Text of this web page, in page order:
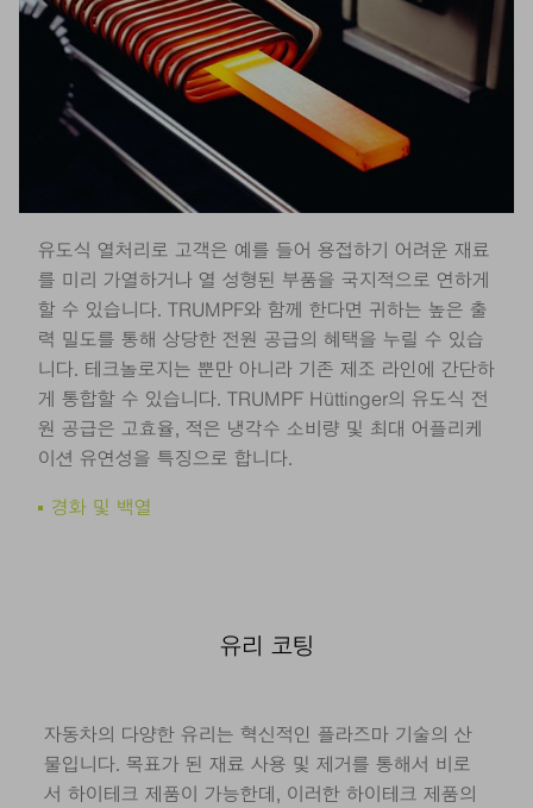
유도식 열처리로 고객은 예를 들어 용접하기 어려운 재료
를 미리 가열하거나 열 성형된 부품을 국지적으로 연하게
할 수 있습니다. TRUMPF와 함께 한다면 귀하는 높은 출
력 밀도를 통해 상당한 전원 공급의 혜택을 누릴 수 있습
니다. 테크놀로지는 뿐만 아니라 기존 제조 라인에 간단하
게 통합할 수 있습니다. TRUMPF Hüttinger의 유도식 전
원 공급은 고효율, 적은 냉각수 소비량 및 최대 어플리케
이션 유연성을 특징으로 합니다.
경화 및 백열
유리 코팅
자동차의 다양한 유리는 혁신적인 플라즈마 기술의 산
물입니다. 목표가 된 재료 사용 및 제거를 통해서 비로
서 하이테크 제품이 가능한데, 이러한 하이테크 제품의